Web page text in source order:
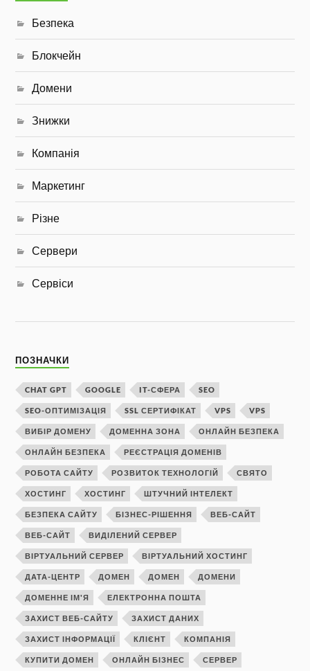
Безпека
Блокчейн
Домени
Знижки
Компанія
Маркетинг
Різне
Сервери
Сервіси
ПОЗНАЧКИ
CHAT GPT GOOGLE IT-СФЕРА SEO
SEO-ОПТИМІЗАЦІЯ SSL СЕРТИФІКАТ VPS VPS
ВИБІР ДОМЕНУ ДОМЕННА ЗОНА ОНЛАЙН БЕЗПЕКА
ОНЛАЙН БЕЗПЕКА РЕЄСТРАЦІЯ ДОМЕНІВ
РОБОТА САЙТУ РОЗВИТОК ТЕХНОЛОГІЙ СВЯТО
ХОСТИНГ ХОСТИНГ ШТУЧНИЙ ІНТЕЛЕКТ
БЕЗПЕКА САЙТУ БІЗНЕС-РІШЕННЯ ВЕБ-САЙТ
ВЕБ-САЙТ ВИДІЛЕНИЙ СЕРВЕР
ВІРТУАЛЬНИЙ СЕРВЕР ВІРТУАЛЬНИЙ ХОСТИНГ
ДАТА-ЦЕНТР ДОМЕН ДОМЕН ДОМЕНИ
ДОМЕННЕ ІМ'Я ЕЛЕКТРОННА ПОШТА
ЗАХИСТ ВЕБ-САЙТУ ЗАХИСТ ДАНИХ
ЗАХИСТ ІНФОРМАЦІЇ КЛІЄНТ КОМПАНІЯ
КУПИТИ ДОМЕН ОНЛАЙН БІЗНЕС СЕРВЕР